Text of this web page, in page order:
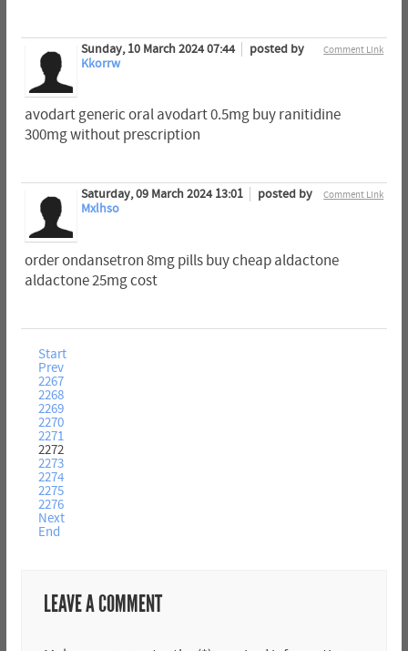
Comment Link
Sunday, 10 March 2024 07:44
posted by
Kkorrw
avodart generic oral avodart 0.5mg buy ranitidine
300mg without prescription
Comment Link
Saturday, 09 March 2024 13:01
posted by
Mxlhso
order ondansetron 8mg pills buy cheap aldactone
aldactone 25mg cost
Start
Prev
2267
2268
2269
2270
2271
2272
2273
2274
2275
2276
Next
End
LEAVE A COMMENT